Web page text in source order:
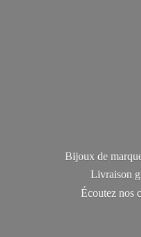
Bijoux de
Livraison
Écoutez nos